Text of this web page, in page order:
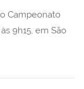
Campeonato
9h15, em São